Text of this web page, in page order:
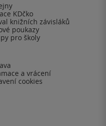
KDčko
knižních závisláků
poukazy
pro školy
a vrácení
cookies